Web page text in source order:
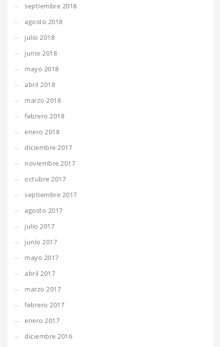
septiembre 2018
agosto 2018
julio 2018
junio 2018
mayo 2018
abril 2018
marzo 2018
febrero 2018
enero 2018
diciembre 2017
noviembre 2017
octubre 2017
septiembre 2017
agosto 2017
julio 2017
junio 2017
mayo 2017
abril 2017
marzo 2017
febrero 2017
enero 2017
diciembre 2016